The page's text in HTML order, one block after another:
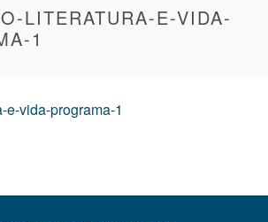
LITERATURA-E-VIDA-
1
vida-programa-1